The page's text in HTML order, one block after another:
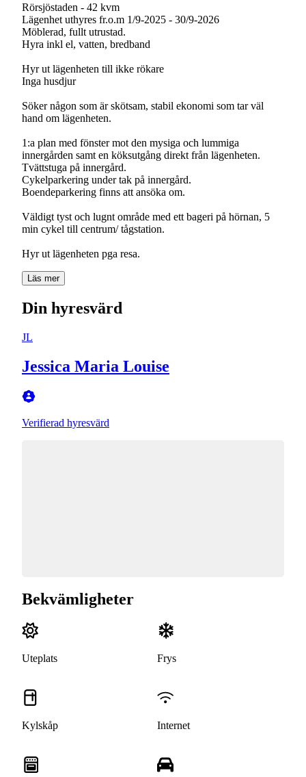
Rörsjöstaden - 42 kvm
Lägenhet uthyres fr.o.m 1/9-2025 - 30/9-2026
Möblerad, fullt utrustad.
Hyra inkl el, vatten, bredband
Hyr ut lägenheten till ikke rökare
Inga husdjur
Söker någon som är skötsam, stabil ekonomi som tar väl
hand om lägenheten.
1:a plan med fönster mot den mysiga och lummiga
innergården samt en köksutgång direkt från lägenheten.
Tvättstuga på innergård.
Cykelparkering under tak på innergård.
Boendeparkering finns att ansöka om.
Väldigt tyst och lugnt område med ett bageri på hörnan, 5
min cykel till centrum/ tågstation.
Hyr ut lägenheten pga resa.
Läs mer
Din hyresvärd
JL
Jessica Maria Louise
Verifierad hyresvärd
Bekvämligheter
Uteplats Frys
Kylskåp Internet